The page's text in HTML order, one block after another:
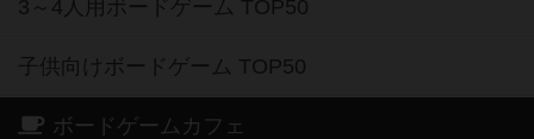
3～4人用ボードゲーム TOP50
子供向けボードゲーム TOP50
ボードゲームカフェ